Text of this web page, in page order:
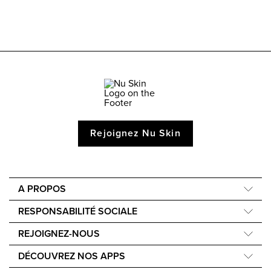
Rejoignez Nu Skin
A PROPOS
Notre Science
Notre histoire
Notre mission
RESPONSABILITÉ SOCIALE
Force for Good
REJOIGNEZ-NOUS
Apprenez à gagner de l'argent
Événements
DÉCOUVREZ NOS APPS